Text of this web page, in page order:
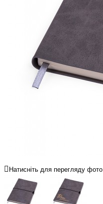
Натисніть для перегляду фото